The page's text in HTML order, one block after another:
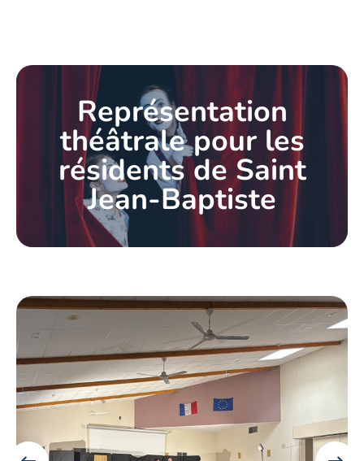
Représentation
théâtrale pour les
résidents de Saint
Jean-Baptiste